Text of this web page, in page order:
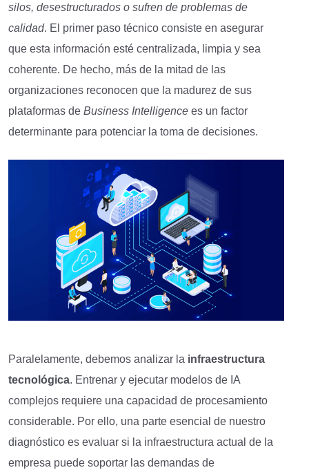
silos, desestructurados o sufren de problemas de
calidad. El primer paso técnico consiste en asegurar
que esta información esté centralizada, limpia y sea
coherente. De hecho, más de la mitad de las
organizaciones reconocen que la madurez de sus
plataformas de Business Intelligence es un factor
determinante para potenciar la toma de decisiones.
Paralelamente, debemos analizar la infraestructura
tecnológica. Entrenar y ejecutar modelos de IA
complejos requiere una capacidad de procesamiento
considerable. Por ello, una parte esencial de nuestro
diagnóstico es evaluar si la infraestructura actual de la
empresa puede soportar las demandas de